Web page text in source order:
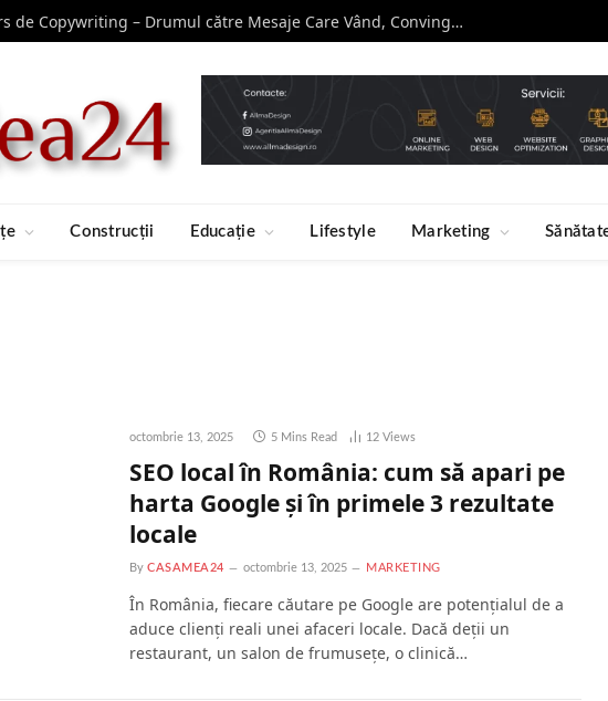
Curs de Copywriting – Drumul către Mesaje Care Vând, Conving și Construiesc Branduri Puternice
Construcții Educație Lifestyle Marketing
octombrie 13, 2025 5 Mins Read 12 Views
SEO local în România: cum să apari pe
harta Google și în primele 3 rezultate
locale
By CASAMEA24 octombrie 13, 2025 MARKETING
În România, fiecare căutare pe Google are potențialul de a
aduce clienți reali unei afaceri locale. Dacă deții un
restaurant, un salon de frumusețe, o clinică…